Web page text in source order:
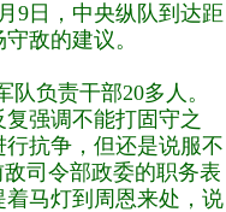
9日，中央纵队到达距
敌的建议。
负责干部20多人。
强调不能打固守之
抗争，但还是说服不
司令部政委的职务表
马灯到周恩来处，说